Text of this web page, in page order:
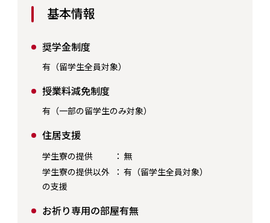
基本情報
奨学金制度
有（留学生全員対象）
授業料減免制度
有（一部の留学生のみ対象）
住居支援
学生寮の提供 ： 無
学生寮の提供以外
の支援
： 有（留学生全員対象）
お祈り専用の部屋有無